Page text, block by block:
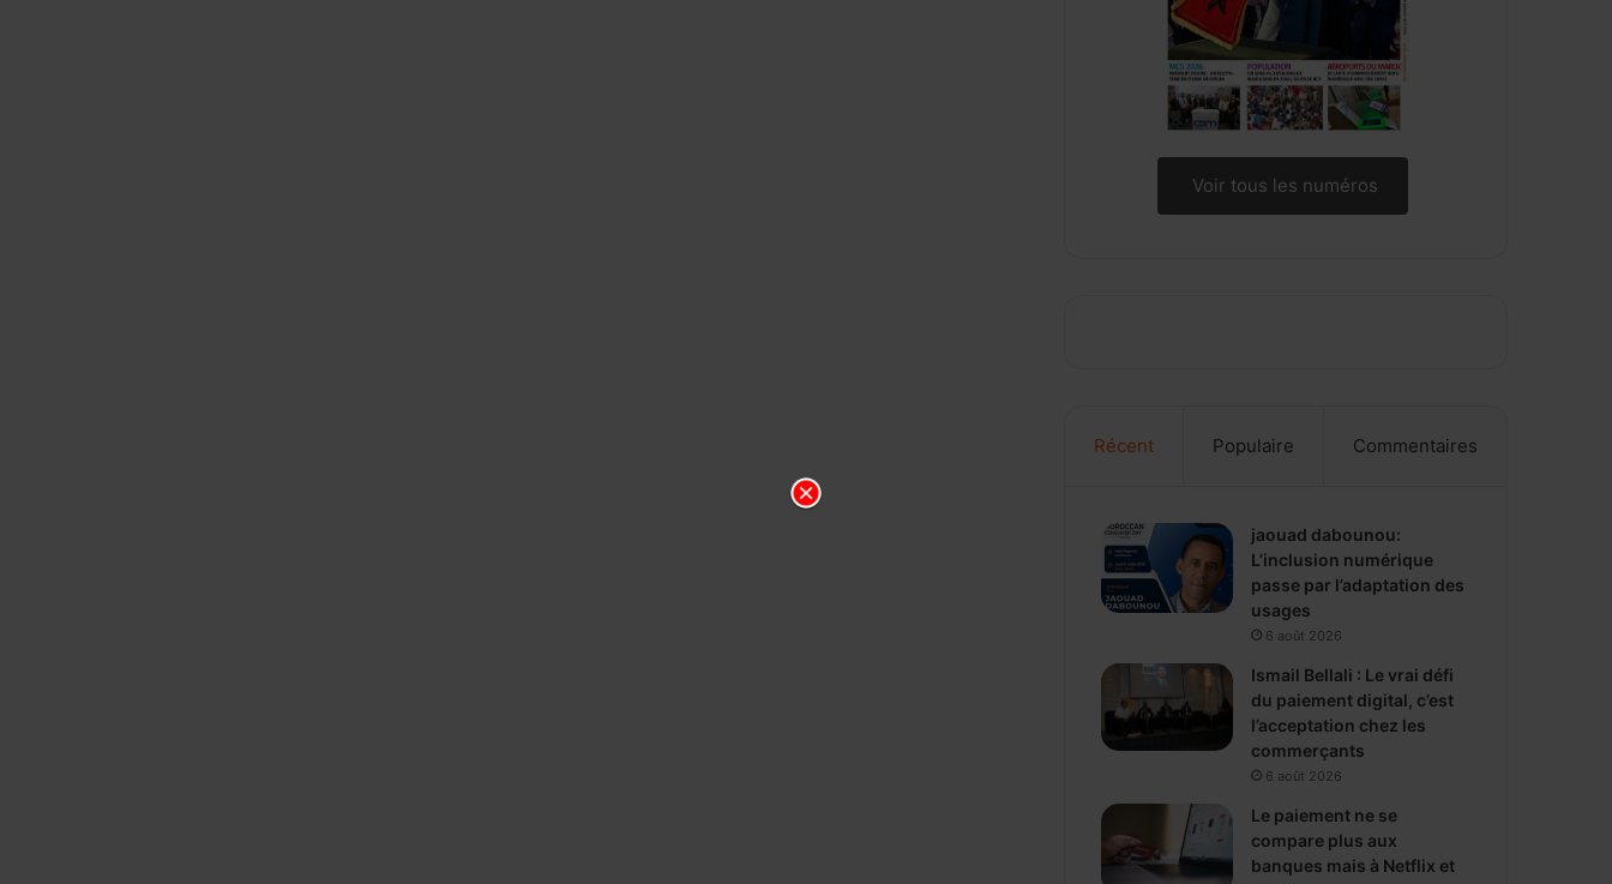
Voir tous les numéros
Récent Populaire Commentaires
jaouad dabounou:
L’inclusion numérique
passe par l’adaptation des
usages
6 août 2026
Ismail Bellali : Le vrai défi
du paiement digital, c’est
l’acceptation chez les
commerçants
6 août 2026
Le paiement ne se
compare plus aux
banques mais à Netflix et